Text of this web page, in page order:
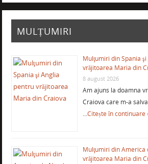
MULȚUMIRI
Mulţumiri din Spania
vrăjitoarea Maria din
8 august 2026
Am ajuns la doamna
Craiova care m-a
…Citește în continuare
Mulţumiri din America
vrăjitoarea Maria din